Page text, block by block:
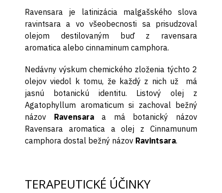
Ravensara je latinizácia malgašského slova
ravintsara a vo všeobecnosti sa prisudzoval
olejom destilovaným buď z ravensara
aromatica alebo cinnaminum camphora.
Nedávny výskum chemického zloženia týchto 2
olejov viedol k tomu, že každý z nich už má
jasnú botanickú identitu. Listový olej z
Agatophyllum aromaticum si zachoval bežný
názov Ravensaraa má botanický názov
Ravensara aromatica a olej z Cinnamunum
camphora dostal bežný názov Ravintsara.
TERAPEUTICKÉ ÚČINKY